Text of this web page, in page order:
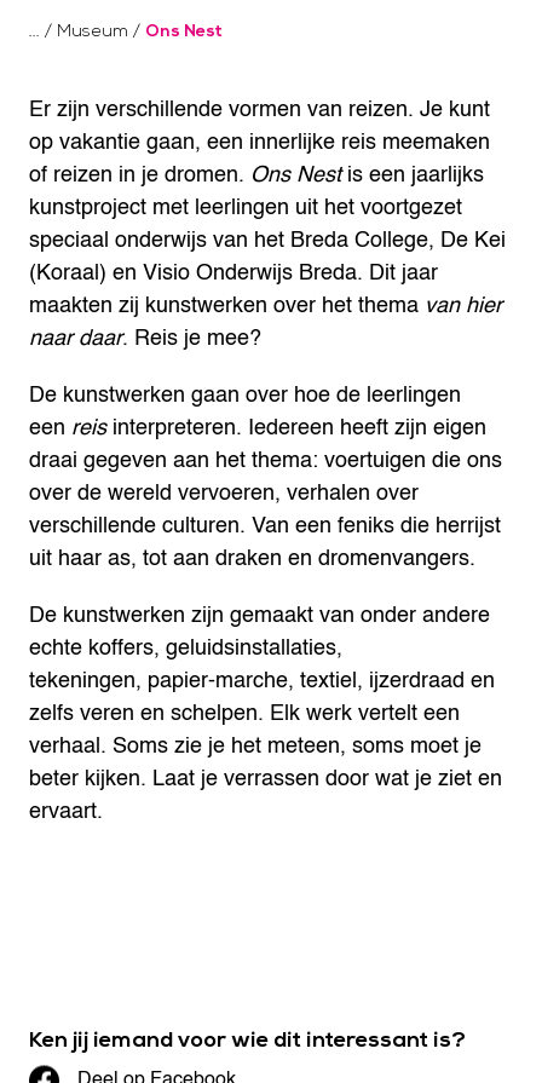
/ Museum / Ons Nest
Er zijn verschillende vormen van reizen. Je kunt
op vakantie gaan, een innerlijke reis meemaken
of reizen in je dromen. Ons Nestis een jaarlijks
kunstproject met leerlingen uit het voortgezet
speciaal onderwijs van het Breda College, De Kei
(Koraal) en Visio Onderwijs Breda. Dit jaar
maakten zij kunstwerken over het thema van hier
naar daar. Reis je mee?
De kunstwerken gaan over hoe de leerlingen
een reisinterpreteren. Iedereen heeft zijn eigen
draai gegeven aan het thema: voertuigen die ons
over de wereld vervoeren, verhalen over
verschillende culturen. Van een feniks die herrijst
uit haar as, tot aan draken en dromenvangers.
De kunstwerken zijn gemaakt van onder andere
echte koffers, geluidsinstallaties,
tekeningen, papier-marche, textiel, ijzerdraad en
zelfs veren en schelpen. Elk werk vertelt een
verhaal. Soms zie je het meteen, soms moet je
beter kijken. Laat je verrassen door wat je ziet en
ervaart.
Ken jij iemand voor wie dit interessant is?